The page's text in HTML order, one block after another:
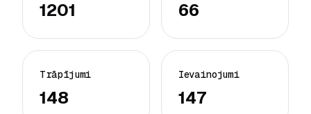
1201 66
Trāpījumi
148
Ievainojumi
147